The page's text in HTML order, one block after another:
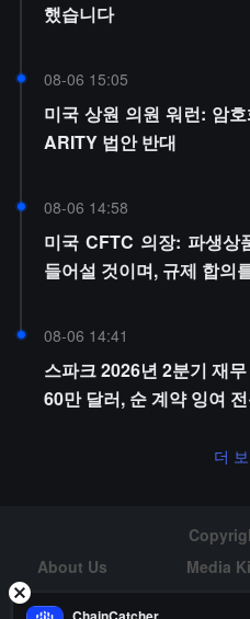
했습니다
08-06 15:05
미국 상원 의원 워런: 암
ARITY 법안 반대
08-06 14:58
미국 CFTC 의장: 파생상
들어설 것이며, 규제 합의
08-06 14:41
스파크 2026년 2분기 재
60만 달러, 순 계약 잉여
더 보
About Us
Media
Risk Warning
Hiring